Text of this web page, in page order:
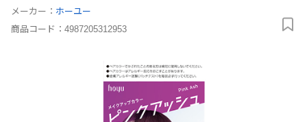
メーカー： ホーユー
商品コード： 4987205312953